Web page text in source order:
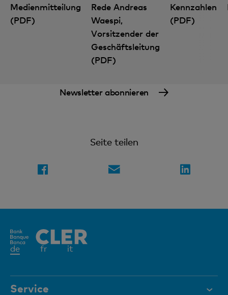
Medienmitteilung
(PDF)
Rede Andreas
Waespi,
Vorsitzender der
Geschäftsleitung
(PDF)
Kennzahlen
(PDF)
Finanzwissen: digital und kompakt
Newsletter abonnieren
Seite teilen
deAktives
fr it
Service